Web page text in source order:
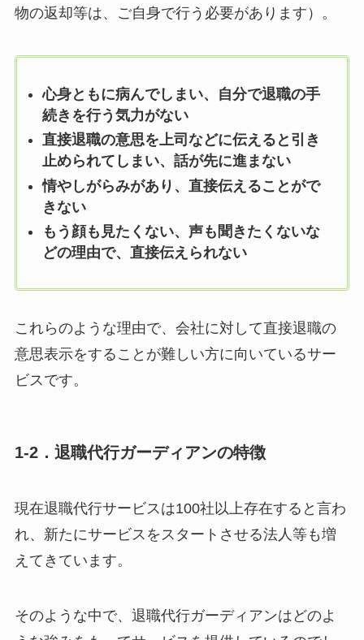
物の返却等は、ご自身で行う必要があります）。
心身ともに病んでしまい、自分で退職の手
続きを行う気力がない
直接退職の意思を上司などに伝えると引き
止められてしまい、話が先に進まない
情やしがらみがあり、直接伝えることがで
きない
もう顔も見たくない、声も聞きたくないな
どの理由で、直接伝えられない
これらのような理由で、会社に対して直接退職の
意思表示をすることが難しい方に向いているサー
ビスです。
1-2．退職代行ガーディアンの特徴
現在退職代行サービスは100社以上存在すると言わ
れ、新たにサービスをスタートさせる法人等も増
えてきています。
そのような中で、退職代行ガーディアンはどのよ